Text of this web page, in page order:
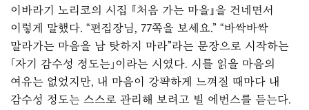
이바라기 노리코의 시집 『처음 가는 마을』을 건네면서
이렇게 말했다. “편집장님, 77쪽을 보세요.” “바싹바싹
말라가는 마음을 남 탓하지 마라”라는 문장으로 시작하는
「자기 감수성 정도는」이라는 시였다. 시를 읽을 마음의
여유는 없었지만, 내 마음이 강퍅하게 느껴질 때마다 내
감수성 정도는 스스로 관리해 보려고 빌 에번스를 듣는다.